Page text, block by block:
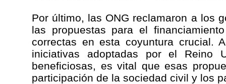
Por último, las ONG reclamaron a los
las propuestas para el
correctas en esta coyuntura crucial.
iniciativas adoptadas por el Reino
beneficiosas, es vital que esas
participación de la sociedad civil y los